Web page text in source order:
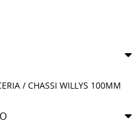
/ CHASSI WILLYS 100MM